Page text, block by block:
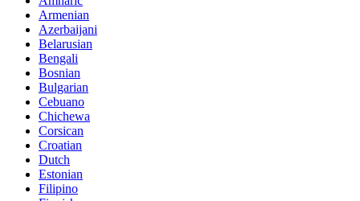
Armenian
Azerbaijani
Belarusian
Bengali
Bosnian
Bulgarian
Cebuano
Chichewa
Corsican
Croatian
Dutch
Estonian
Filipino